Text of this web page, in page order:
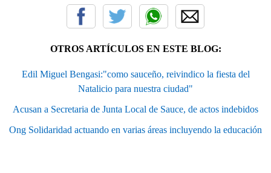
OTROS ARTÍCULOS EN ESTE BLOG:
Edil Miguel Bengasi:"como sauceño, reivindico la fiesta del
Natalicio para nuestra ciudad"
Acusan a Secretaria de Junta Local de Sauce, de actos indebidos
Ong Solidaridad actuando en varias áreas incluyendo la educación